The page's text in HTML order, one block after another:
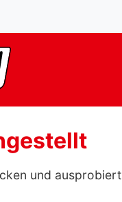
und ausprobiert